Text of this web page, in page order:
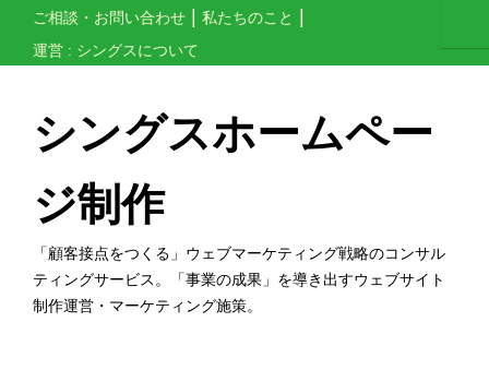
ご相談・お問い合わせ
私たちのこと
運営 : シングスについて
シングスホームペー
ジ制作
「顧客接点をつくる」ウェブマーケティング戦略のコンサル
ティングサービス。「事業の成果」を導き出すウェブサイト
制作運営・マーケティング施策。